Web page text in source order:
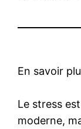
En savoir
Le stress
moderne,